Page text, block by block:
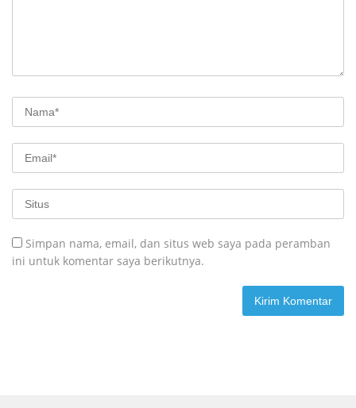
Simpan nama, email, dan situs web saya pada peramban
ini untuk komentar saya berikutnya.